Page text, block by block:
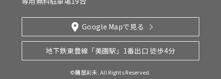
Google Mapで見る
地下鉄東豊線「美園駅」 1番出口 徒歩4分
©麺屋彩未. All Rights Reserved.